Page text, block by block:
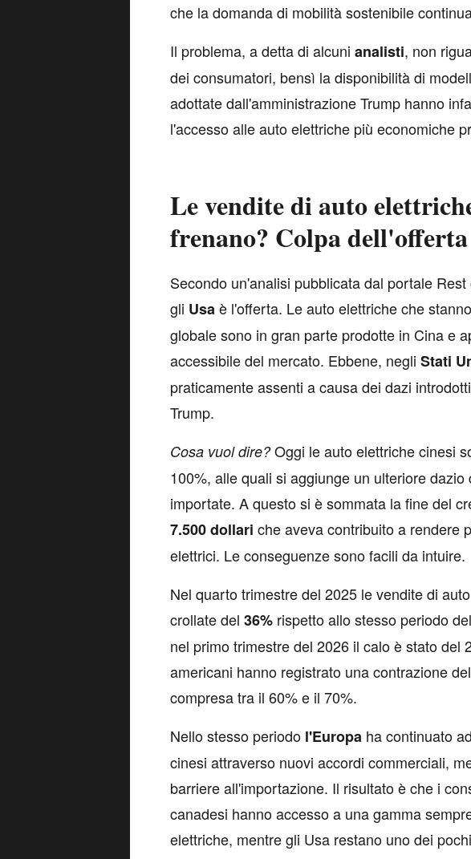
che la domanda di mobilità sostenibile
Il problema, a detta di alcuni analisti, non
dei consumatori, bensì la disponibilità di
adottate dall'amministrazione Trump hanno
l'accesso alle auto elettriche più economiche
Le vendite di auto
frenano? Colpa dell'offerta
Secondo un'analisi pubblicata dal portale
gli Usaè l'offerta. Le auto elettriche che
globale sono in gran parte prodotte in Cina e
accessibile del mercato. Ebbene, negli Stati
praticamente assenti a causa dei dazi
Trump.
Cosa vuol dire?Oggi le auto elettriche cinesi
100%, alle quali si aggiunge un ulteriore
importate. A questo si è sommata la fine del
7.500dollari che aveva contribuito a rendere
elettrici. Le conseguenze sono facili da intuire.
Nel quarto trimestre del 2025 le vendite di
crollate del 36% rispetto allo stesso periodo
nel primo trimestre del 2026 il calo è stato del
americani hanno registrato una contrazione
compresa tra il 60% e il 70%.
Nello stesso periodo l'Europa ha continuato
cinesi attraverso nuovi accordi commerciali,
barriere all'importazione. Il risultato è che i
canadesi hanno accesso a una gamma
elettriche, mentre gli Usa restano uno dei